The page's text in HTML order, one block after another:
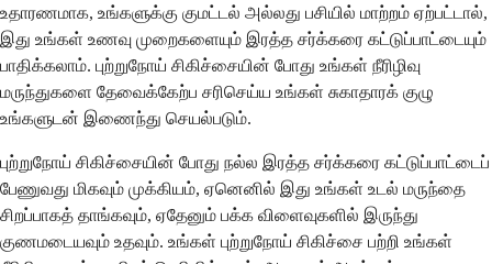
உதாரணமாக, உங்களுக்கு குமட்டல் அல்லது பசியில் மாற்றம் ஏற்பட்டால்,
இது உங்கள் உணவு முறைகளையும் இரத்த சர்க்கரை கட்டுப்பாட்டையும்
பாதிக்கலாம். புற்றுநோய் சிகிச்சையின் போது உங்கள் நீரிழிவு
மருந்துகளை தேவைக்கேற்ப சரிசெய்ய உங்கள் சுகாதாரக் குழு
உங்களுடன் இணைந்து செயல்படும்.
புற்றுநோய் சிகிச்சையின் போது நல்ல இரத்த சர்க்கரை கட்டுப்பாட்டைப்
பேணுவது மிகவும் முக்கியம், ஏனெனில் இது உங்கள் உடல் மருந்தை
சிறப்பாகத் தாங்கவும், ஏதேனும் பக்க விளைவுகளில் இருந்து
குணமடையவும் உதவும். உங்கள் புற்றுநோய் சிகிச்சை பற்றி உங்கள்